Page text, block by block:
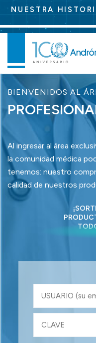
NUESTRA
BIENVENIDOS AL
Al ingresar al área
la comunidad médica
tenemos: nuestro
calidad de nuestros